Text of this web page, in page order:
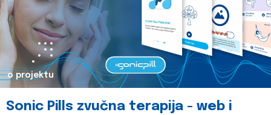
o projektu
Sonic Pills zvučna terapija - web i